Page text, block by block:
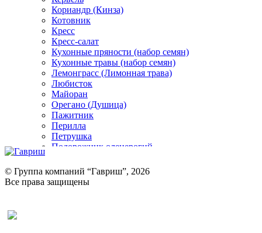
Кориандр (Кинза)
Котовник
Кресс
Кресс-салат
Кухонные пряности (набор семян)
Кухонные травы (набор семян)
Лемонграсс (Лимонная трава)
Любисток
Майоран
Орегано (Душица)
Пажитник
Перилла
Петрушка
Подорожник оленерогий
Ревень
Рукола
Рута
© Группа компаний “Гавриш”, 2026
Все права защищены